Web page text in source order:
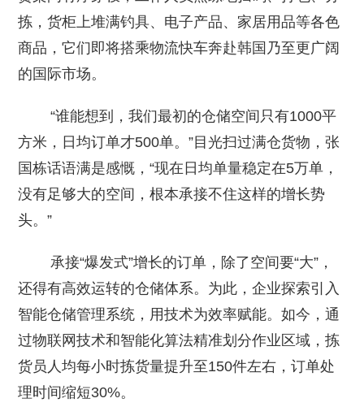
拣，货柜上堆满钓具、电子产品、家居用品等各色
商品，它们即将搭乘物流快车奔赴韩国乃至更广阔
的国际市场。
“谁能想到，我们最初的仓储空间只有1000平
方米，日均订单才500单。”目光扫过满仓货物，张
国栋话语满是感慨，“现在日均单量稳定在5万单，
没有足够大的空间，根本承接不住这样的增长势
头。”
承接“爆发式”增长的订单，除了空间要“大”，
还得有高效运转的仓储体系。为此，企业探索引入
智能仓储管理系统，用技术为效率赋能。如今，通
过物联网技术和智能化算法精准划分作业区域，拣
货员人均每小时拣货量提升至150件左右，订单处
理时间缩短30%。